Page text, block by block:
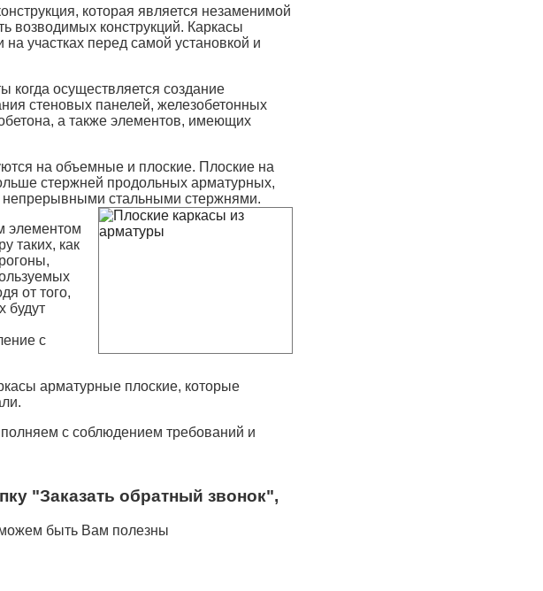
которая является незаменимой
возводимых конструкций. Каркасы
участках перед самой установкой и
осуществляется создание
стеновых панелей, железобетонных
а также элементов, имеющих
на объемные и плоские. Плоские на
стержней продольных арматурных,
стальными стержнями.
элементом
таких, как
от того,
будут
с
арматурные плоские, которые
с соблюдением требований и
"Заказать обратный звонок",
быть Вам полезны